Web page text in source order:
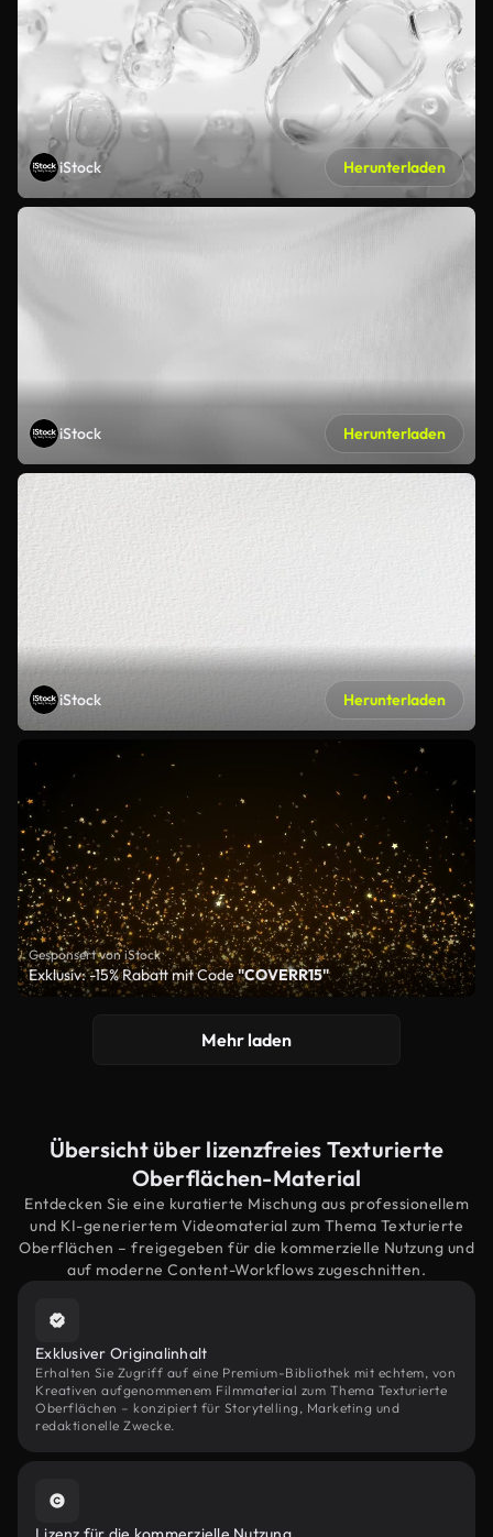
iStock Herunterladen
iStock Herunterladen
iStock Herunterladen
Gesponsert von iStock
Exklusiv: -15% Rabatt mit Code"COVERR15"
Mehr laden
Übersicht über lizenzfreies Texturierte
Oberflächen-Material
Entdecken Sie eine kuratierte Mischung aus professionellem
und KI-generiertem Videomaterial zum Thema Texturierte
Oberflächen – freigegeben für die kommerzielle Nutzung und
auf moderne Content-Workflows zugeschnitten.
Exklusiver Originalinhalt
Erhalten Sie Zugriff auf eine Premium-Bibliothek mit echtem, von
Kreativen aufgenommenem Filmmaterial zum Thema Texturierte
Oberflächen – konzipiert für Storytelling, Marketing und
redaktionelle Zwecke.